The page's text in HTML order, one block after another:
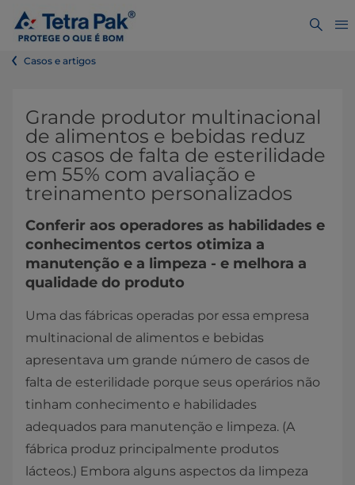
Casos e artigos
​​​​​​​​​​​​​Grande produtor multinacional
de alimentos e bebidas reduz
os casos de falta de esterilidade
em 55% com avaliação e
treinamento personalizados ​
Conferir aos operadores as habilidades e
conhecimentos certos otimiza a
manutenção e a limpeza - e melhora a
qualidade do produto
Uma das fábricas operadas por essa empresa
multinacional de alimentos e bebidas
apresentava um grande número de casos de
falta de esterilidade porque seus operários não
tinham conhecimento e habilidades
adequados para manutenção e limpeza. (A
fábrica produz principalmente produtos
lácteos.) Embora alguns aspectos da limpeza